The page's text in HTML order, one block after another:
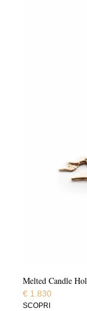
Melted Candle
€1.830
SCOPRI